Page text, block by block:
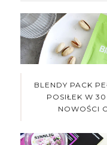
BLENDY PACK
POSIŁEK W
NOWOŚCI